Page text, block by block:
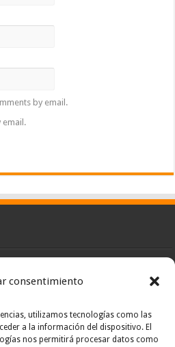
consentimiento
utilizamos tecnologías como las
a la información del dispositivo. El
nos permitirá procesar datos como
by email.
email.
PONCE OFICIAL